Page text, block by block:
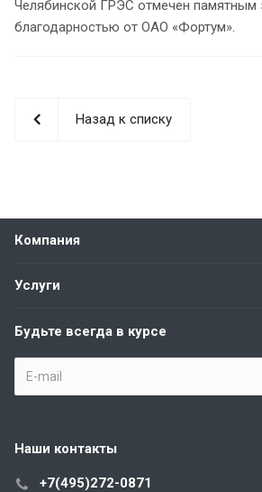
Челябинской ГРЭС отмечен памятным
благодарностью от ОАО «Фортум».
Назад к списку
Компания
Услуги
Будьте всегда в курсе
Наши контакты
+7(495)272-0871